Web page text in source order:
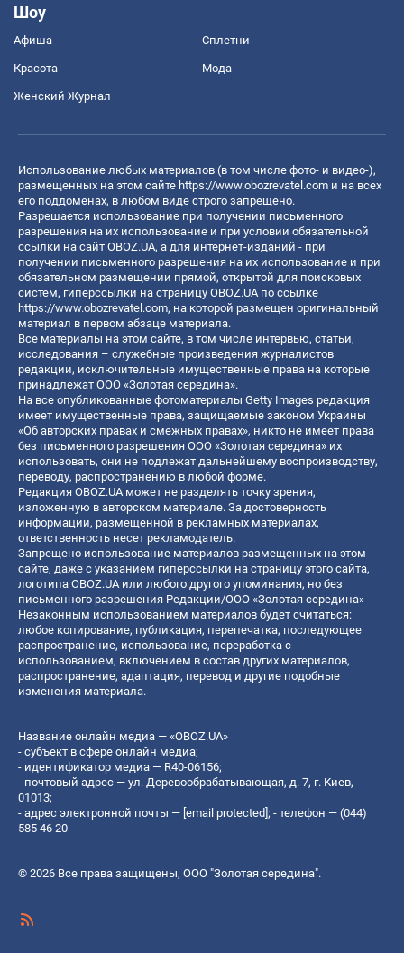
Шоу
Афиша Сплетни
Красота Мода
Женский Журнал
Использование любых материалов (в том числе фото- и видео-),
размещенных на этом сайте https://www.obozrevatel.com и на всех
его поддоменах, в любом виде строго запрещено.
Разрешается использование при получении письменного
разрешения на их использование и при условии обязательной
ссылки на сайт OBOZ.UA, а для интернет-изданий - при
получении письменного разрешения на их использование и при
обязательном размещении прямой, открытой для поисковых
систем, гиперссылки на страницу OBOZ.UA по ссылке
https://www.obozrevatel.com, на которой размещен оригинальный
материал в первом абзаце материала.
Все материалы на этом сайте, в том числе интервью, статьи,
исследования – служебные произведения журналистов
редакции, исключительные имущественные права на которые
принадлежат ООО «Золотая середина».
На все опубликованные фотоматериалы Getty Images редакция
имеет имущественные права, защищаемые законом Украины
«Об авторских правах и смежных правах», никто не имеет права
без письменного разрешения ООО «Золотая середина» их
использовать, они не подлежат дальнейшему воспроизводству,
переводу, распространению в любой форме.
Редакция OBOZ.UA может не разделять точку зрения,
изложенную в авторском материале. За достоверность
информации, размещенной в рекламных материалах,
ответственность несет рекламодатель.
Запрещено использование материалов размещенных на этом
сайте, даже с указанием гиперссылки на страницу этого сайта,
логотипа OBOZ.UA или любого другого упоминания, но без
письменного разрешения Редакции/ООО «Золотая середина»
Незаконным использованием материалов будет считаться:
любое копирование, публикация, перепечатка, последующее
распространение, использование, переработка с
использованием, включением в состав других материалов,
распространение, адаптация, перевод и другие подобные
изменения материала.
Название онлайн медиа — «OBOZ.UA»
- субъект в сфере онлайн медиа;
- идентификатор медиа — R40-06156;
- почтовый адрес — ул. Деревообрабатывающая, д. 7, г. Киев,
01013;
- адрес электронной почты — [email protected]; - телефон — (044)
585 46 20
© 2026 Все права защищены, ООО "Золотая середина".